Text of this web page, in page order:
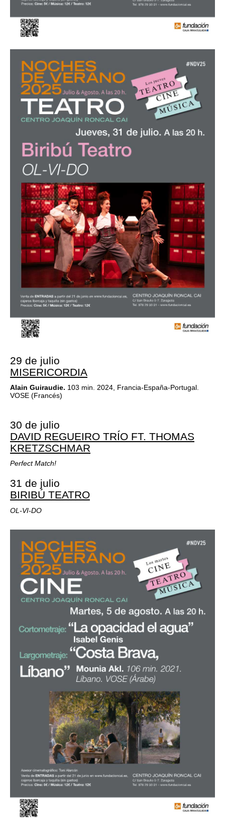
29 de julio
MISERICORDIA
Alain Guiraudie. 103 min. 2024, Francia-España-Portugal.
VOSE (Francés)
30 de julio
DAVID REGUEIRO TRÍO FT. THOMAS
KRETZSCHMAR
Perfect Match!
31 de julio
BIRIBÚ TEATRO
OL-VI-DO